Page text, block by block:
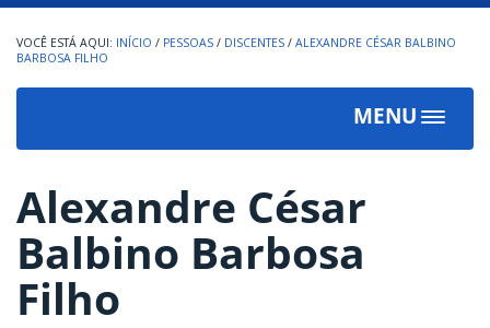
INÍCIO / PESSOAS / DISCENTES / ALEXANDRE CÉSAR BALBINO
BARBOSA FILHO
MENU
Toggle
Alexandre César
Balbino Barbosa
Filho